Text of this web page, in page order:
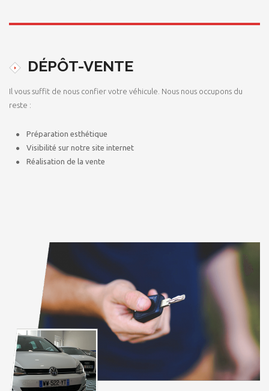
DÉPÔT-VENTE
Il vous suffit de nous confier votre véhicule. Nous nous occupons du
reste :
Préparation esthétique
Visibilité sur notre site internet
Réalisation de la vente